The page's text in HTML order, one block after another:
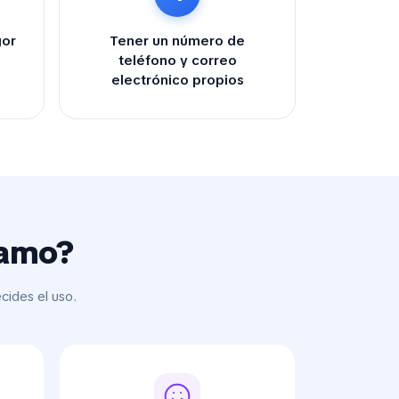
Tener un número de
teléfono y correo
electrónico propios
el uso.